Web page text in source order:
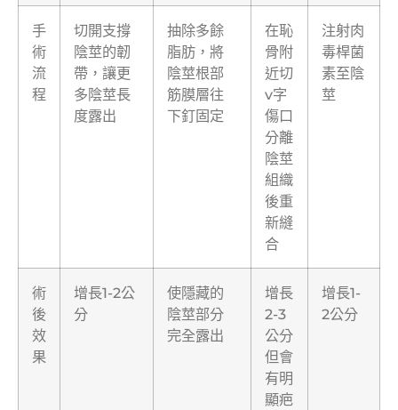
手
術
流
程
切開支撐
陰莖的韌
帶，讓更
多陰莖長
度露出
抽除多餘
脂肪，將
陰莖根部
筋膜層往
下釘固定
在恥
骨附
近切
v字
傷口
分離
陰莖
組織
後重
新縫
合
注射肉
毒桿菌
素至陰
莖
術
後
效
果
增長1-2公
分
使隱藏的
陰莖部分
完全露出
增長
2-3
公分
但會
有明
顯疤
增長1-
2公分